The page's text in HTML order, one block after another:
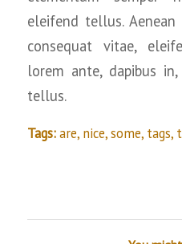
eleifend tellus.
consequat vitae,
lorem ante, dapibus
tellus.
Tags: are, nice,some, tags,